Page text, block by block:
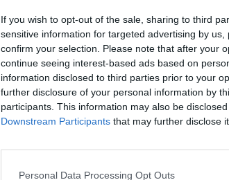
If you wish to opt-out of the sale, sharing to third
sensitive information for targeted advertising by
confirm your selection. Please note that after your
continue seeing interest-based ads based on
information disclosed to third parties prior to your
further disclosure of your personal information by
participants. This information may also be
Downstream Participants that may further disclose
Personal Data Processing Opt Outs
EL LLAPIS
Les pedres de Qatar